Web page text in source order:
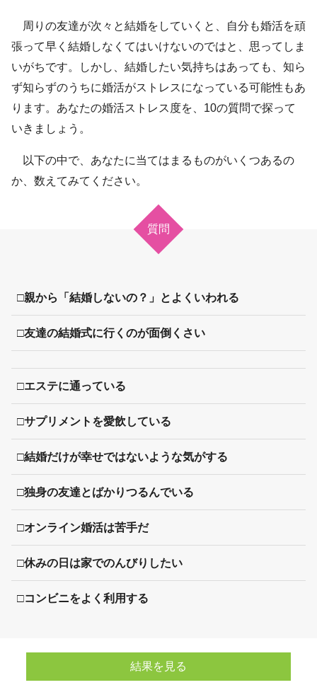
周りの友達が次々と結婚をしていくと、自分も婚活を頑
張って早く結婚しなくてはいけないのではと、思ってしま
いがちです。しかし、結婚したい気持ちはあっても、知ら
ず知らずのうちに婚活がストレスになっている可能性もあ
ります。あなたの婚活ストレス度を、10の質問で探って
いきましょう。
以下の中で、あなたに当てはまるものがいくつあるの
か、数えてみてください。
質問
□親から「結婚しないの？」とよくいわれる
□友達の結婚式に行くのが面倒くさい
□エステに通っている
□サプリメントを愛飲している
□結婚だけが幸せではないような気がする
□独身の友達とばかりつるんでいる
□オンライン婚活は苦手だ
□休みの日は家でのんびりしたい
□コンビニをよく利用する
結果を見る